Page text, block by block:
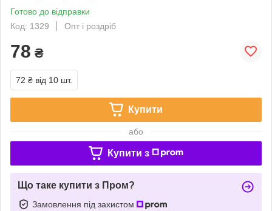
Готово до відправки
Код: 1329
Опт і роздріб
78 ₴
72 ₴ від 10 шт.
Купити
або
Купити з
Що таке купити з Пром?
Замовлення під захистом